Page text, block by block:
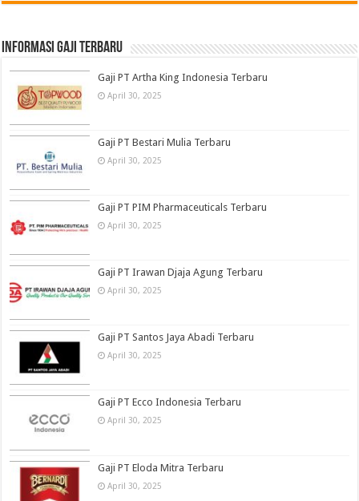
informasi gaji terbaru
Gaji PT Artha King Indonesia Terbaru
April 30, 2025
Gaji PT Bestari Mulia Terbaru
April 30, 2025
Gaji PT PIM Pharmaceuticals Terbaru
April 30, 2025
Gaji PT Irawan Djaja Agung Terbaru
April 30, 2025
Gaji PT Santos Jaya Abadi Terbaru
April 30, 2025
Gaji PT Ecco Indonesia Terbaru
April 30, 2025
Gaji PT Eloda Mitra Terbaru
April 30, 2025